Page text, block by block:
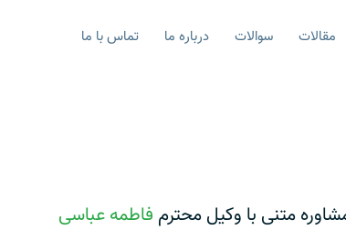
مقالات سوالات درباره ما تماس با ما
متنی با وکیل محترم فاطمه عباسی